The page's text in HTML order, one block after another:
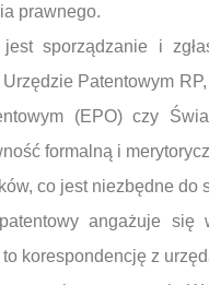
prawnego.
sporządzanie i
Patentowym
(EPO) czy
formalną i
co jest niezbędne do
angażuje
korespondencję z